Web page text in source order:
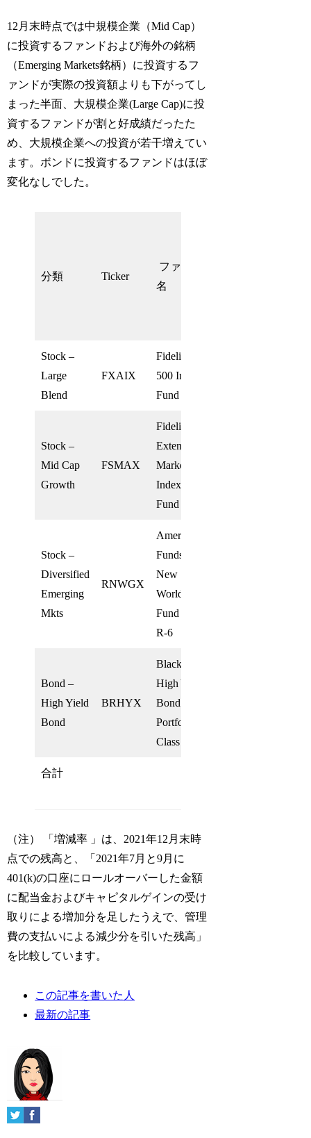
12月末時点では中規模企業（Mid Cap）
に投資するファンドおよび海外の銘柄
（Emerging Markets銘柄）に投資するフ
ァンドが実際の投資額よりも下がってし
まった半面、大規模企業(Large Cap)に投
資するファンドが割と好成績だったた
め、大規模企業への投資が若干増えてい
ます。ボンドに投資するファンドはほぼ
変化なしでした。
分類 Ticker
ファンド
名
Stock –
Large
Blend
FXAIX
Fidelity
500 Index
Fund
Stock –
Mid Cap
Growth
FSMAX
Fidelity
Extended
Market
Index
Fund
Stock –
Diversified
Emerging
Mkts
RNWGX
American
Funds
New
World
Fund Class
R-6
Bond –
High Yield
Bond
BRHYX
BlackRock
High Yield
Bond
Portfolio
Class K
合計
（注） 「増減率 」は、2021年12月末時
点での残高と、「2021年7月と9月に
401(k)の口座にロールオーバーした金額
に配当金およびキャピタルゲインの受け
取りによる増加分を足したうえで、管理
費の支払いによる減少分を引いた残高」
を比較しています。
The
following
tabs
change
content
below.
この記事を書いた人
最新の記事